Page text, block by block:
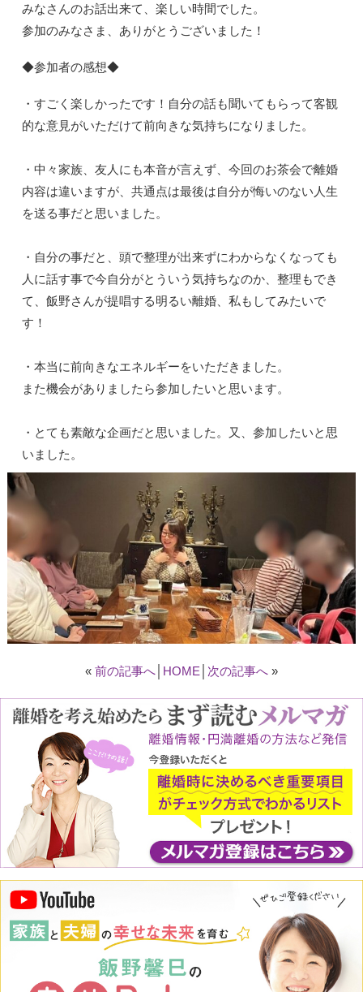
みなさんのお話出来て、楽しい時間でした。
参加のみなさま、ありがとうございました！
◆参加者の感想◆
・すごく楽しかったです！自分の話も聞いてもらって客観
的な意見がいただけて前向きな気持ちになりました。
・中々家族、友人にも本音が言えず、今回のお茶会で離婚
内容は違いますが、共通点は最後は自分が悔いのない人生
を送る事だと思いました。
・自分の事だと、頭で整理が出来ずにわからなくなっても
人に話す事で今自分がとういう気持ちなのか、整理もでき
て、飯野さんが提唱する明るい離婚、私もしてみたいで
す！
・本当に前向きなエネルギーをいただきました。
また機会がありましたら参加したいと思います。
・とても素敵な企画だと思いました。又、参加したいと思
いました。
« 前の記事へ HOME 次の記事へ »